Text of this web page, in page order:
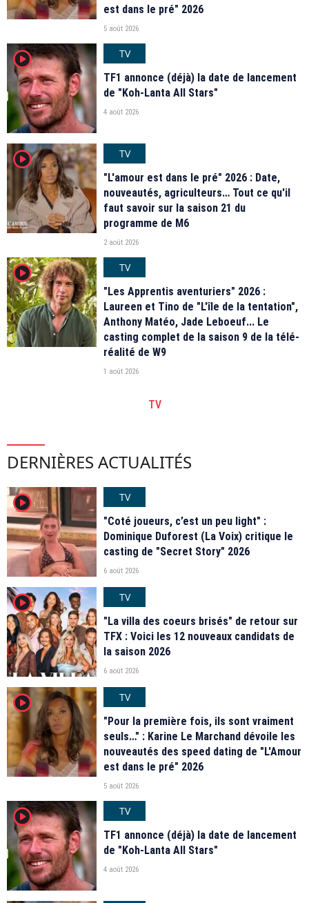
est dans le pré" 2026
5 août 2026
player2
TV
TF1 annonce (déjà) la date de lancement
de "Koh-Lanta All Stars"
4 août 2026
player2
TV
"L'amour est dans le pré" 2026 : Date,
nouveautés, agriculteurs… Tout ce qu'il
faut savoir sur la saison 21 du
programme de M6
2 août 2026
player2
TV
"Les Apprentis aventuriers" 2026 :
Laureen et Tino de "L'île de la tentation",
Anthony Matéo, Jade Leboeuf... Le
casting complet de la saison 9 de la télé-
réalité de W9
1 août 2026
TV
DERNIÈRES ACTUALITÉS
player2
TV
"Coté joueurs, c’est un peu light" :
Dominique Duforest (La Voix) critique le
casting de "Secret Story" 2026
6 août 2026
player2
TV
"La villa des coeurs brisés" de retour sur
TFX : Voici les 12 nouveaux candidats de
la saison 2026
6 août 2026
player2
TV
"Pour la première fois, ils sont vraiment
seuls…" : Karine Le Marchand dévoile les
nouveautés des speed dating de "L'Amour
est dans le pré" 2026
5 août 2026
player2
TV
TF1 annonce (déjà) la date de lancement
de "Koh-Lanta All Stars"
4 août 2026